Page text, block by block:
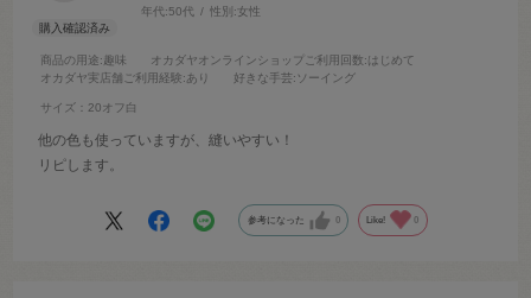
年代:50代 性別:女性
商品の用途:趣味 オカダヤオンラインショップご利用回数:はじめて
オカダヤ実店舗ご利用経験:あり 好きな手芸:ソーイング
サイズ：20オフ白
他の色も使っていますが、縫いやすい！
リピします。
参考になった 0 Like! 0